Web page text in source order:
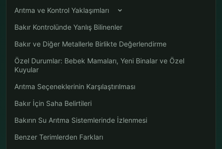
Arıtma ve Kontrol Yaklaşımları
Bakır Kontrolünde Yanlış Bilinenler
Bakır ve Diğer Metallerle Birlikte Değerlendirme
Özel Durumlar: Bebek Mamaları, Yeni Binalar ve Özel
Kuyular
Arıtma Seçeneklerinin Karşılaştırılması
Bakır İçin Saha Belirtileri
Bakırın Su Arıtma Sistemlerinde İzlenmesi
Benzer Terimlerden Farkları